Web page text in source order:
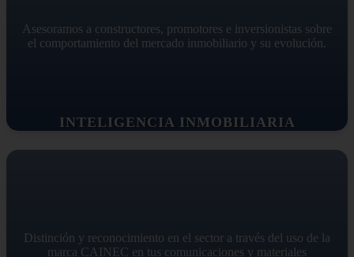
INTELIGENCIA INMOBILIARIA
Asesoramos a constructores, promotores e inversionistas sobre
el comportamiento del mercado inmobiliario y su evolución.
Distinción y reconocimiento en el sector a través del uso de la
marca CAINEC en tus comunicaciones y materiales